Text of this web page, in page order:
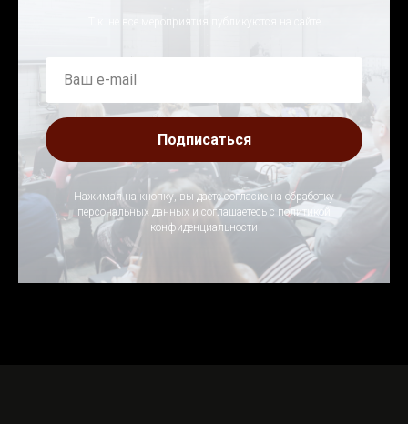
Т.к. не все мероприятия публикуются на сайте
Подписаться
Нажимая на кнопку, вы даете согласие на обработку
персональных данных и соглашаетесь c политикой
конфиденциальности